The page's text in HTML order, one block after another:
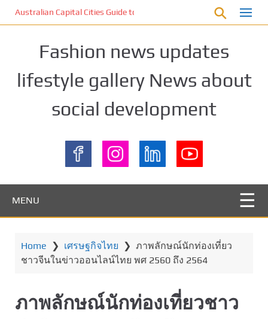
n
Australian Capital Cities Guide to Birdwatching Weekends for
Fashion news updates
lifestyle gallery News about
social development
MENU
Home ❯ เศรษฐกิจไทย ❯ ภาพลักษณ์นักท่องเที่ยว
ชาวจีนในข่าวออนไลน์ไทย พศ 2560 ถึง 2564
ภาพลักษณ์นักท่องเที่ยวชาว